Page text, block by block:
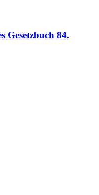
Gesetzbuch 84.